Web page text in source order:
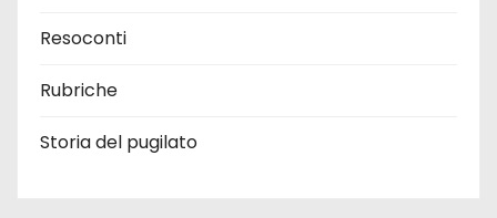
Resoconti
Rubriche
Storia del pugilato